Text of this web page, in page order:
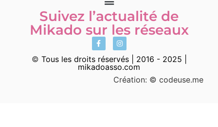
Suivez l’actualité de
Mikado sur les réseaux
© Tous les droits réservés | 2016 - 2025 |
mikadoasso.com
Création: © codeuse.me